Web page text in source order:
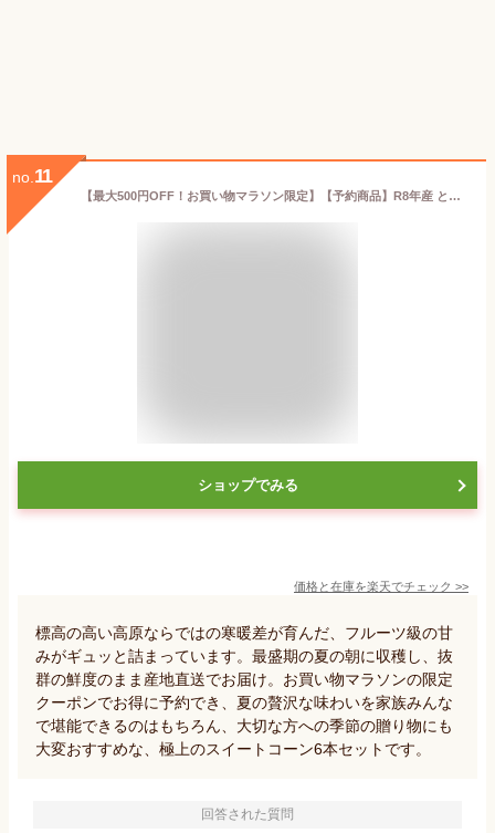
no. 11
【最大500円OFF！お買い物マラソン限定】【予約商品】R8年産 とうもろこし 甘い ホイップコーン 6本 高原とうもろこし 朝採 産地直送 長野県 南信州産 フルーツコーン スイートコーン ホワイトコーン 白いとうもろこし 南信州 伊那谷 生で食べれる ：c163
ショップでみる
価格と在庫を楽天でチェック >>
標高の高い高原ならではの寒暖差が育んだ、フルーツ級の甘
みがギュッと詰まっています。最盛期の夏の朝に収穫し、抜
群の鮮度のまま産地直送でお届け。お買い物マラソンの限定
クーポンでお得に予約でき、夏の贅沢な味わいを家族みんな
で堪能できるのはもちろん、大切な方への季節の贈り物にも
大変おすすめな、極上のスイートコーン6本セットです。
回答された質問